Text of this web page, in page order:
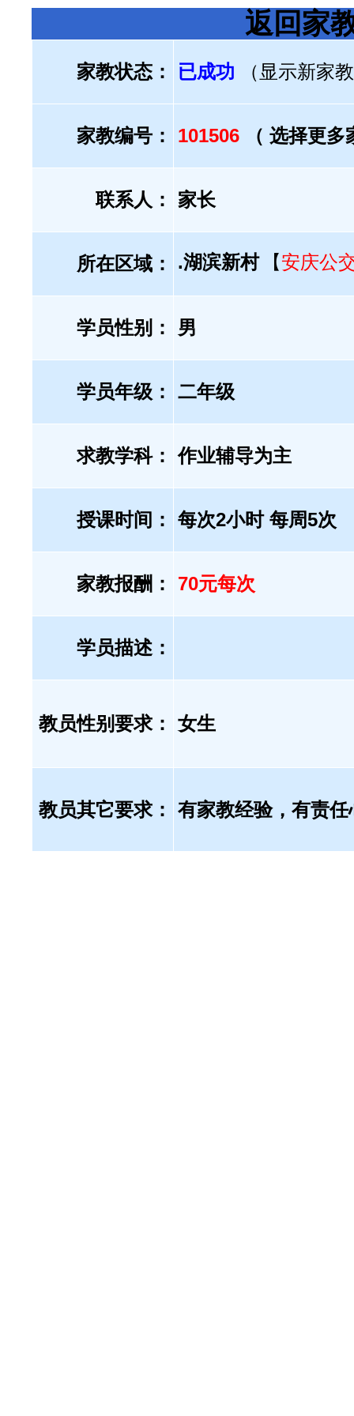
返回家
家教状态： 已成功 （显示新家
家教编号： 101506 （ 选择更
联系人： 家长
所在区域： .湖滨新村 【安庆公
学员性别： 男
学员年级： 二年级
求教学科： 作业辅导为主
授课时间： 每次2小时 每周5次
家教报酬： 70元每次
学员描述：
教员性别要求： 女生
教员其它要求： 有家教经验，有责任